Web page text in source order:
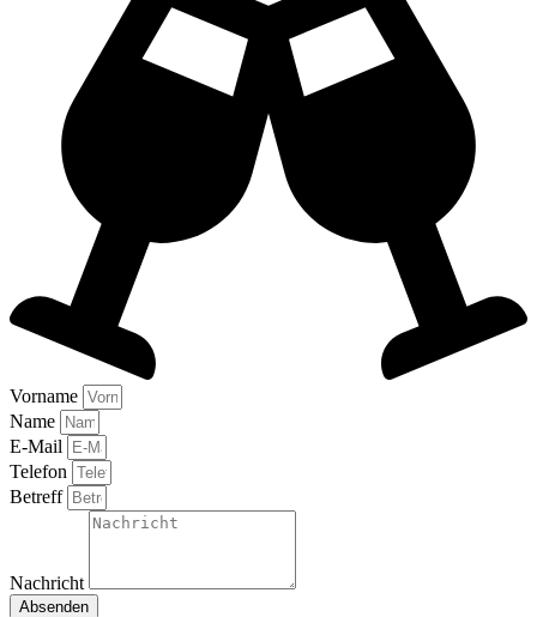
Vorname
Name
E-Mail
Telefon
Betreff
Nachricht
Absenden